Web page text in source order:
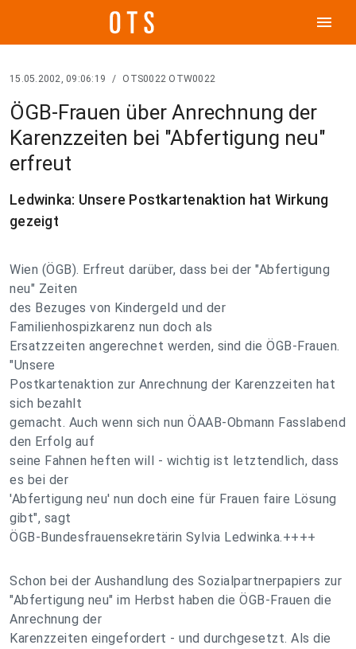
menu
15.05.2002, 09:06:19 / OTS0022 OTW0022
ÖGB-Frauen über Anrechnung der
Karenzzeiten bei "Abfertigung neu"
erfreut
Ledwinka: Unsere Postkartenaktion hat Wirkung
gezeigt
Wien (ÖGB). Erfreut darüber, dass bei der "Abfertigung
neu" Zeiten
des Bezuges von Kindergeld und der
Familienhospizkarenz nun doch als
Ersatzzeiten angerechnet werden, sind die ÖGB-Frauen.
"Unsere
Postkartenaktion zur Anrechnung der Karenzzeiten hat
sich bezahlt
gemacht. Auch wenn sich nun ÖAAB-Obmann Fasslabend
den Erfolg auf
seine Fahnen heften will - wichtig ist letztendlich, dass
es bei der
'Abfertigung neu' nun doch eine für Frauen faire Lösung
gibt", sagt
ÖGB-Bundesfrauensekretärin Sylvia Ledwinka.++++
Schon bei der Aushandlung des Sozialpartnerpapiers zur
"Abfertigung neu" im Herbst haben die ÖGB-Frauen die
Anrechnung der
Karenzzeiten eingefordert - und durchgesetzt. Als die